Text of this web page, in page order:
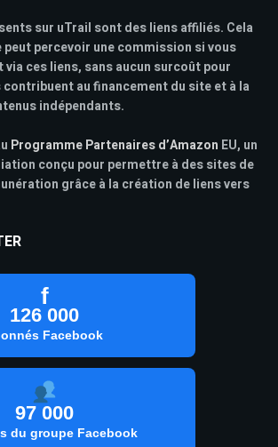
sur uTrail sont des liens affiliés. Cela
percevoir une commission si vous
via ces liens, sans aucun surcoût pour
contribuent au financement du site et à la
indépendants.
Programme Partenaires d’Amazon EU, un
conçu pour permettre à des sites de
grâce à la création de liens vers
f
126 000
Facebook
97 000
du groupe Facebook